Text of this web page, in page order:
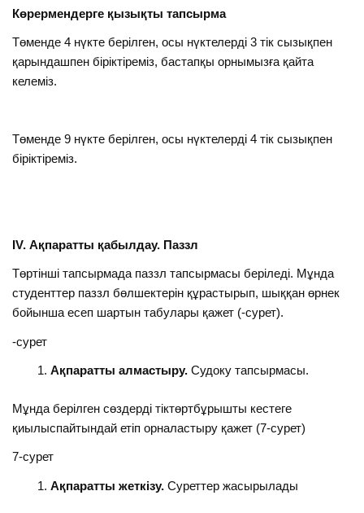
Көрермендерге қызықты тапсырма
Төменде 4 нүкте берілген, осы нүктелерді 3 тік сызықпен
қарындашпен біріктіреміз, бастапқы орнымызға қайта
келеміз.
Төменде 9 нүкте берілген, осы нүктелерді 4 тік сызықпен
біріктіреміз.
ІV. Ақпаратты қабылдау. Паззл
Төртінші тапсырмада паззл тапсырмасы беріледі. Мұнда
студенттер паззл бөлшектерін құрастырып, шыққан өрнек
бойынша есеп шартын табулары қажет (-сурет).
-сурет
Ақпаратты алмастыру. Судоку тапсырмасы.
Мұнда берілген сөздерді тіктөртбұрышты кестеге
қиылыспайтындай етіп орналастыру қажет (7-сурет)
7-сурет
Ақпаратты жеткізу. Суреттер жасырылады